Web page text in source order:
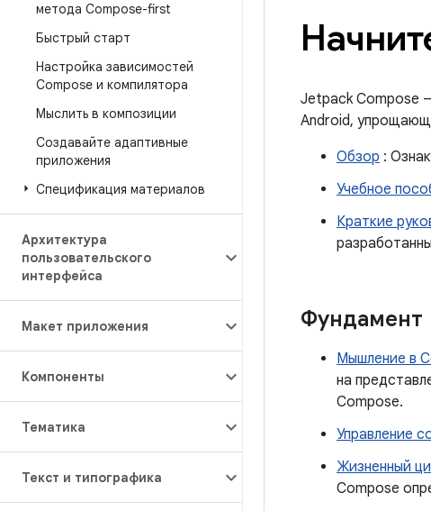
метода Compose-first
Быстрый старт
Настройка зависимостей
Compose и компилятора
Мыслить в композиции
Создавайте адаптивные
приложения
Спецификация материалов
Архитектура
пользовательского
интерфейса
Макет приложения
Компоненты
Тематика
Текст и типографика
Jetpack Compose
Android,
Обзор :
Учебное
Краткие
Фундамент
Мышление в
на
Compose.
Управление
Жизненный
Compose